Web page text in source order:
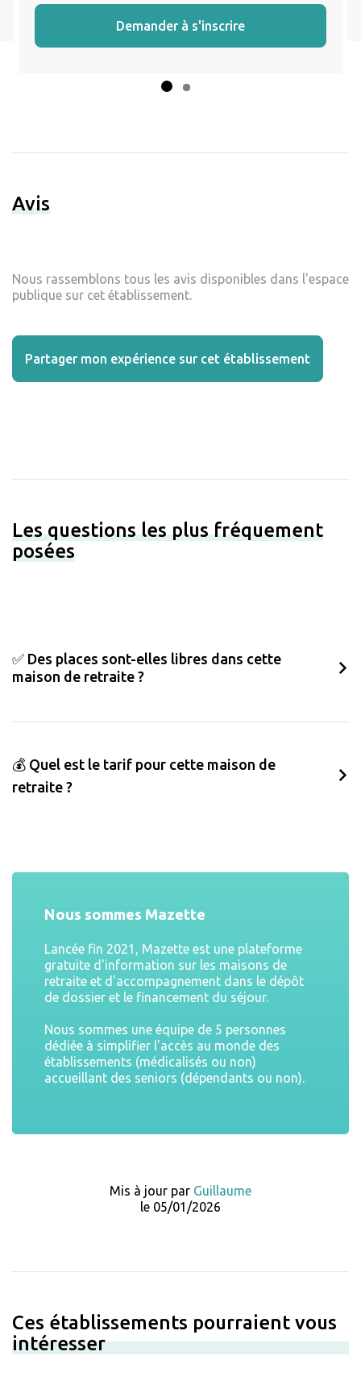
Demander à s'inscrire
Avis
Nous rassemblons tous les avis disponibles dans l'espace
publique sur cet établissement.
Partager mon expérience sur cet établissement
Les questions les plus fréquement
posées
✅ Des places sont-elles libres dans cette
maison de retraite ?
💰 Quel est le tarif pour cette maison de
retraite ?
Nous sommes Mazette
Lancée fin 2021, Mazette est une plateforme
gratuite d'information sur les maisons de
retraite et d'accompagnement dans le dépôt
de dossier et le financement du séjour.
Nous sommes une équipe de 5 personnes
dédiée à simplifier l'accès au monde des
établissements (médicalisés ou non)
accueillant des seniors (dépendants ou non).
Mis à jour par Guillaume
le 05/01/2026
Ces établissements pourraient vous
intéresser